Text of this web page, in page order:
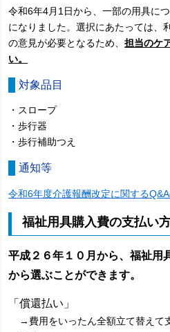
令和6年4月1日から、一部の用具に
になりました。選択にあたっては、
の意見が必要となるため、担当のケ
い。
対象品目
・スロープ
・歩行器
・歩行補助つえ
通知等
令和6年度介護報酬改定に関する
福祉用具購入費の支払い
平成２６年１０月から、福祉用
から選ぶことができます。
「償還払い」
→費用をいったん全額立て替えて